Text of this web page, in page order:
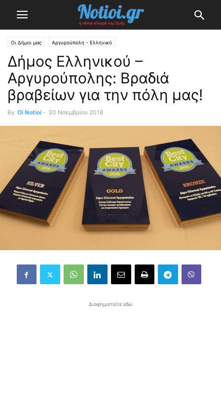
Οι Δήμοι μας Αργυρούπολη - Ελληνικό
Δήμος Ελληνικού –
Αργυρούπολης: Βραδιά
βραβείων για την πόλη μας!
By Oi Notioi - 30 Νοεμβρίου 2018
Διαφημιστείτε εδώ